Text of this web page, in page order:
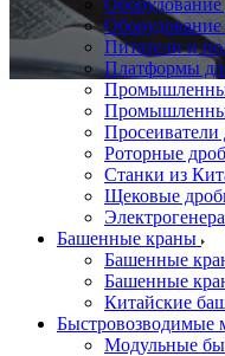
Оборудование
Оборудование
Питатели и
Платформы
Роторные
Станки из
Щековые
Башенные краны
Башенные
Башенные
Китайские
Быстровозводимые
Модульные